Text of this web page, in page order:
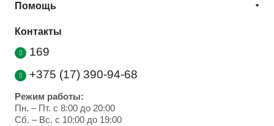
Помощь
Контакты
169
+375 (17) 390-94-68
Режим работы:
Пн. – Пт. с 8:00 до 20:00
Cб. – Вс. с 10:00 до 19:00